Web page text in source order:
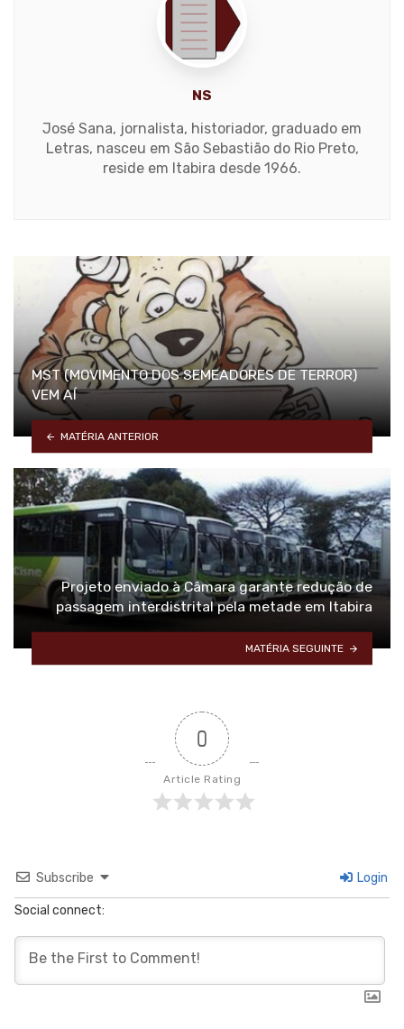
NS
José Sana, jornalista, historiador, graduado em
Letras, nasceu em São Sebastião do Rio Preto,
reside em Itabira desde 1966.
MST (MOVIMENTO DOS SEMEADORES DE TERROR)
VEM AÍ
MATÉRIA ANTERIOR
Projeto enviado à Câmara garante redução de
passagem interdistrital pela metade em Itabira
MATÉRIA SEGUINTE
0
Article Rating
Subscribe Login
Social connect: